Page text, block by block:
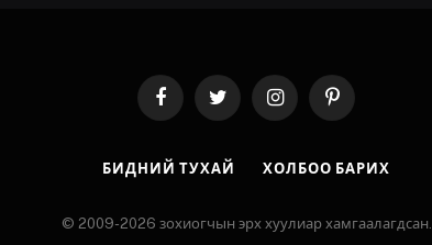
FacebookTwitter InstagramPinterest
БИДНИЙ ТУХАЙ ХОЛБОО БАРИХ
© 2009-2026 зохиогчын эрх хуулиар хамгаалагдсан.